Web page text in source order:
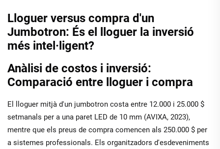
Lloguer versus compra d'un
Jumbotron: És el lloguer la inversió
més intel·ligent?
Anàlisi de costos i inversió:
Comparació entre lloguer i compra
El lloguer mitjà d'un jumbotron costa entre 12.000 i 25.000 $
setmanals per a una paret LED de 10 mm (AVIXA, 2023),
mentre que els preus de compra comencen als 250.000 $ per
a sistemes professionals. Els organitzadors d'esdeveniments